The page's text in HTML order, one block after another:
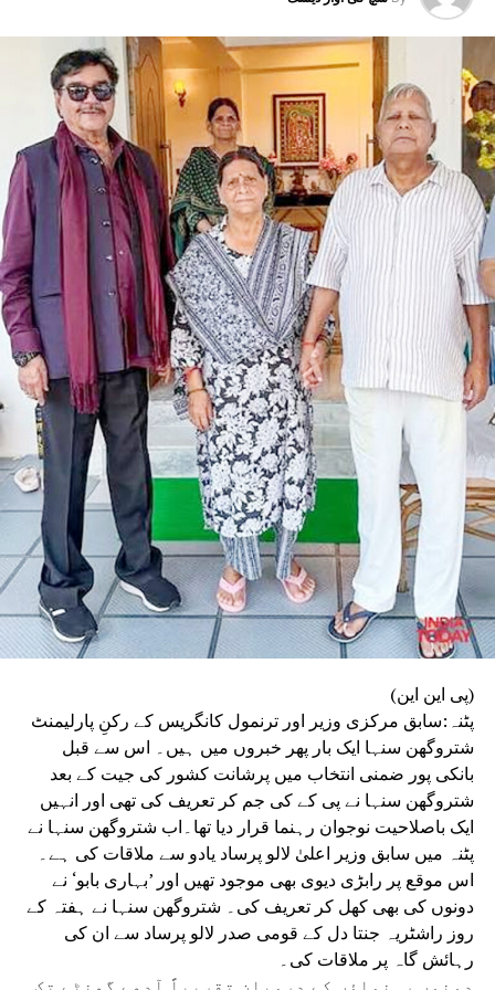
(پی این این)
پٹنہ:سابق مرکزی وزیر اور ترنمول کانگریس کے رکنِ پارلیمنٹ
شتروگھن سنہا ایک بار پھر خبروں میں ہیں۔ اس سے قبل
بانکی پور ضمنی انتخاب میں پرشانت کشور کی جیت کے بعد
شتروگھن سنہا نے پی کے کی جم کر تعریف کی تھی اور انہیں
ایک باصلاحیت نوجوان رہنما قرار دیا تھا۔اب شتروگھن سنہا نے
پٹنہ میں سابق وزیر اعلیٰ لالو پرساد یادو سے ملاقات کی ہے۔
اس موقع پر رابڑی دیوی بھی موجود تھیں اور ’بہاری بابو‘ نے
دونوں کی بھی کھل کر تعریف کی۔ شتروگھن سنہا نے ہفتہ کے
روز راشٹریہ جنتا دل کے قومی صدر لالو پرساد سے ان کی
رہائش گاہ پر ملاقات کی۔